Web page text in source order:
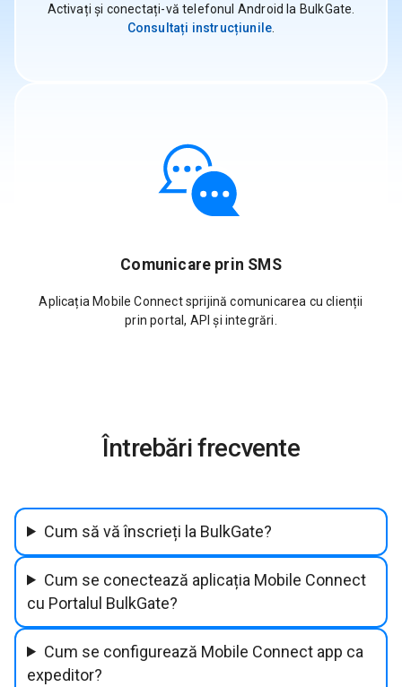
Activați și conectați-vă telefonul Android la BulkGate.
Consultați instrucțiunile
Comunicare prin SMS
Aplicația Mobile Connect sprijină comunicarea cu clienții
prin portal, API și integrări.
Întrebări frecvente
Cum să vă înscrieți la BulkGate?
Cum se conectează aplicația Mobile Connect
cu Portalul BulkGate?
Cum se configurează Mobile Connect app ca
expeditor?